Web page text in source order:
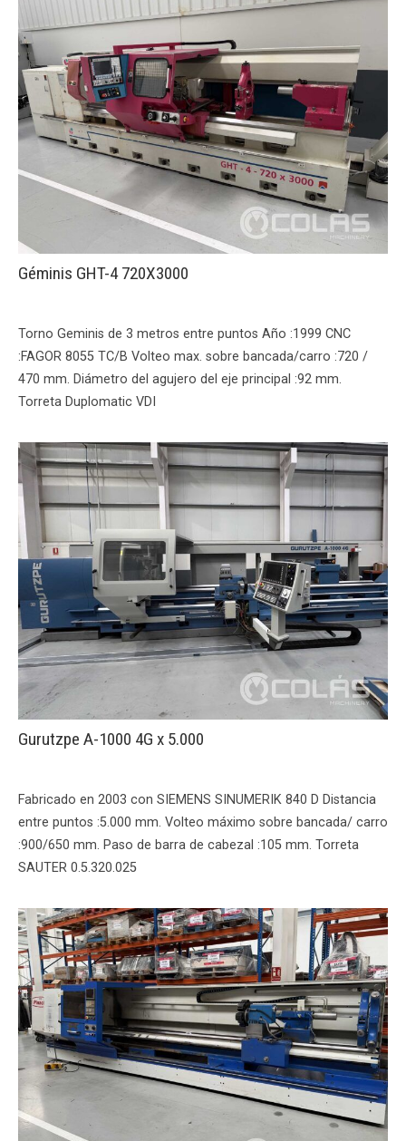
Géminis GHT-4 720X3000
Torno Geminis de 3 metros entre puntos Año :1999 CNC
:FAGOR 8055 TC/B Volteo max. sobre bancada/carro :720 /
470 mm. Diámetro del agujero del eje principal :92 mm.
Torreta Duplomatic VDI
Gurutzpe A-1000 4G x 5.000
Fabricado en 2003 con SIEMENS SINUMERIK 840 D Distancia
entre puntos :5.000 mm. Volteo máximo sobre bancada/ carro
:900/650 mm. Paso de barra de cabezal :105 mm. Torreta
SAUTER 0.5.320.025